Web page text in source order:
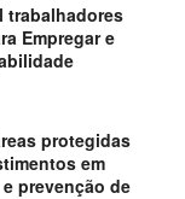
trabalhadores
Empregar e
protegidas
em
prevenção de